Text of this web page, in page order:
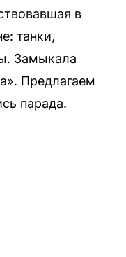
в
танки,
Замыкала
Предлагаем
парада.